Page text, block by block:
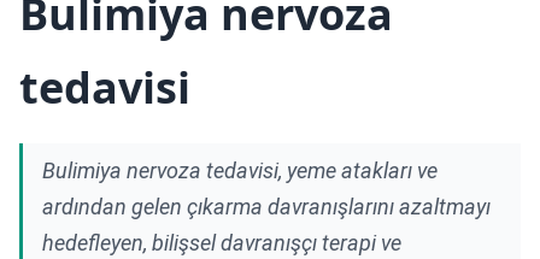
Bulimiya nervoza
tedavisi
Bulimiya nervoza tedavisi, yeme atakları ve
ardından gelen çıkarma davranışlarını azaltmayı
hedefleyen, bilişsel davranışçı terapi ve